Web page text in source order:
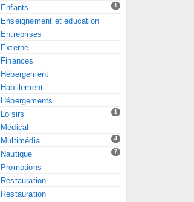
1
Enfants
Enseignement et éducation
Entreprises
Externe
Finances
Hébergement
Habillement
Hébergements
1
Loisirs
Médical
4
Multimédia
7
Nautique
Promotions
Restauration
Restauration